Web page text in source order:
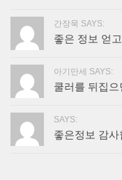
간장묵 SAYS:
좋은 정보 얻
아기만세 SAYS:
쿨러를 뒤집으
SAYS:
좋은정보 감사